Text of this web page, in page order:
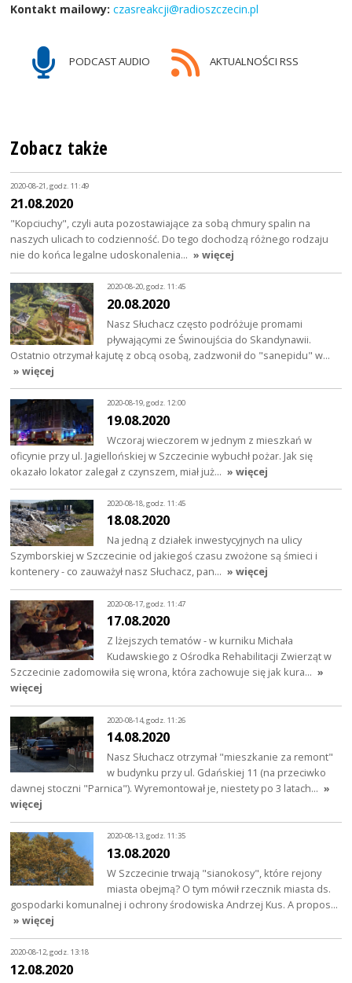
Kontakt mailowy: czasreakcji@radioszczecin.pl
PODCAST AUDIO AKTUALNOŚCI RSS
Zobacz także
2020-08-21, godz. 11:49
21.08.2020
"Kopciuchy", czyli auta pozostawiające za sobą chmury spalin na
naszych ulicach to codzienność. Do tego dochodzą różnego rodzaju
nie do końca legalne udoskonalenia… » więcej
2020-08-20, godz. 11:45
20.08.2020
Nasz Słuchacz często podróżuje promami
pływającymi ze Świnoujścia do Skandynawii.
Ostatnio otrzymał kajutę z obcą osobą, zadzwonił do "sanepidu" w…
» więcej
2020-08-19, godz. 12:00
19.08.2020
Wczoraj wieczorem w jednym z mieszkań w
oficynie przy ul. Jagiellońskiej w Szczecinie wybuchł pożar. Jak się
okazało lokator zalegał z czynszem, miał już… » więcej
2020-08-18, godz. 11:45
18.08.2020
Na jedną z działek inwestycyjnych na ulicy
Szymborskiej w Szczecinie od jakiegoś czasu zwożone są śmieci i
kontenery - co zauważył nasz Słuchacz, pan… » więcej
2020-08-17, godz. 11:47
17.08.2020
Z lżejszych tematów - w kurniku Michała
Kudawskiego z Ośrodka Rehabilitacji Zwierząt w
Szczecinie zadomowiła się wrona, która zachowuje się jak kura… »
więcej
2020-08-14, godz. 11:26
14.08.2020
Nasz Słuchacz otrzymał "mieszkanie za remont"
w budynku przy ul. Gdańskiej 11 (na przeciwko
dawnej stoczni "Parnica"). Wyremontował je, niestety po 3 latach… »
więcej
2020-08-13, godz. 11:35
13.08.2020
W Szczecinie trwają "sianokosy", które rejony
miasta obejmą? O tym mówił rzecznik miasta ds.
gospodarki komunalnej i ochrony środowiska Andrzej Kus. A propos…
» więcej
2020-08-12, godz. 13:18
12.08.2020